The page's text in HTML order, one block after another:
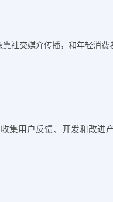
社交媒介传播，和年轻消
集用户反馈、开发和改进